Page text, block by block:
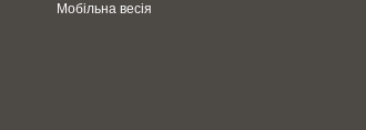
Мобільна весія